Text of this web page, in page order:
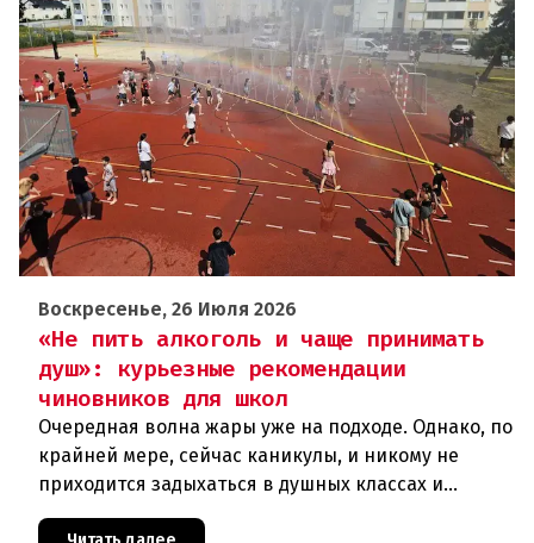
Воскресенье, 26 Июля 2026
«Не пить алкоголь и чаще принимать
душ»: курьезные рекомендации
чиновников для школ
Очередная волна жары уже на подходе. Однако, по
крайней мере, сейчас каникулы, и никому не
приходится задыхаться в душных классах и